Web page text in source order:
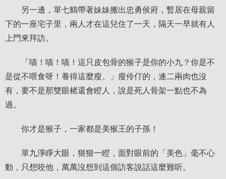
另一邊，單七鶴帶著妹妹搬出忠勇侯府，暫居在母親留
下的一座宅子里，兩人才在這兒住了一天，隔天一早就有人
上門來拜訪。
「嘖！嘖！嘖！這只皮包骨的猴子是你的小九？你是不
是從不喂食呀！養得這麼瘦。」瘦伶仃的，連二兩肉也沒
有，要不是那雙眼楮還會瞪人，說是死人骨架一點也不為
過。
你才是猴子，一家都是美猴王的子孫！
單九淨睜大眼，狠狠一瞪，面對眼前的「美色」毫不心
動，只想咬他，萬萬沒想到這個訪客說話這麼難听。